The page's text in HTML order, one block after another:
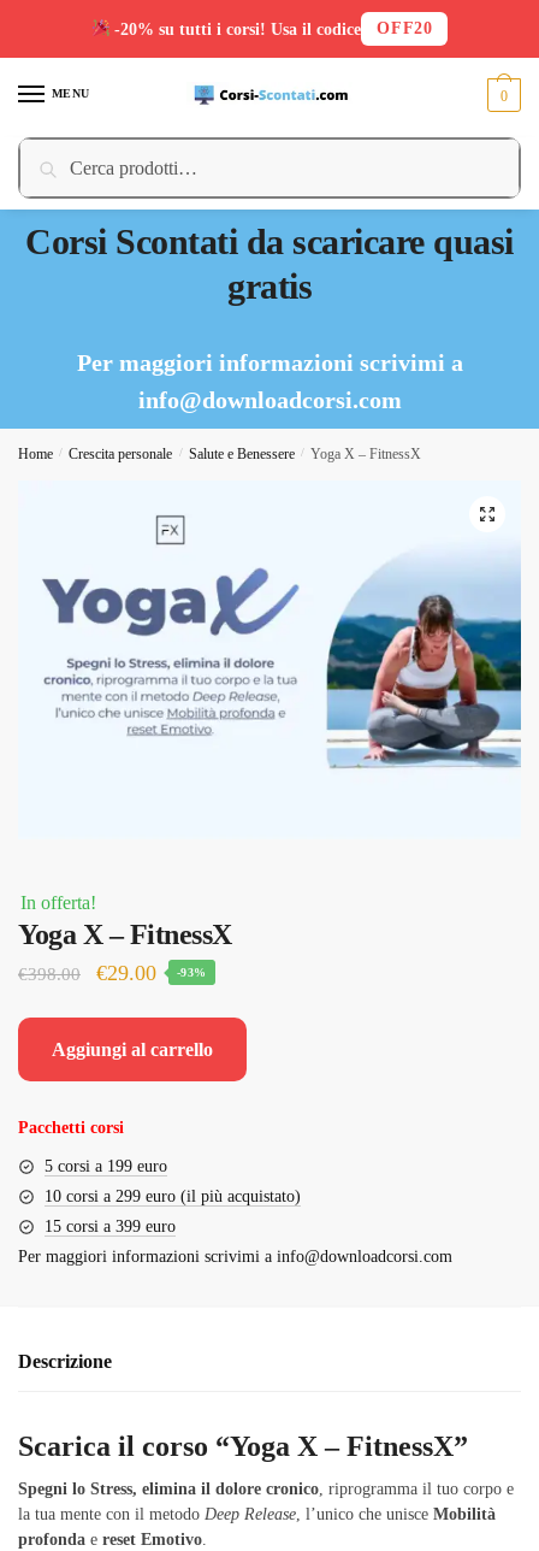
MENU
Cerca:
Cerca
0
Corsi Scontati da scaricare quasi
gratis
Per maggiori informazioni scrivimi a
info@downloadcorsi.com
Home / Crescita personale / Salute e Benessere / Yoga X – FitnessX
In offerta!
Yoga X – FitnessX
€398.00
Il
originale
€29.00Il
attuale
-93%
Aggiungi al carrello
Pacchetti corsi
5 corsi a 199 euro
10 corsi a 299 euro (il più acquistato)
15 corsi a 399 euro
Per maggiori informazioni scrivimi a info@downloadcorsi.com
Descrizione
Scarica il corso “Yoga X – FitnessX”
Spegni lo Stress, elimina il dolore cronico, riprogramma il tuo corpo e
la tua mente con il metodo Deep Release, l’unico che unisce Mobilità
profonda e reset Emotivo.
-20% su tutti i corsi! Usa il codice OFF20